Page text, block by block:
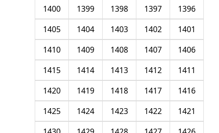
1396
1397
1398
1399
1400
1401
1402
1403
1404
1405
1406
1407
1408
1409
1410
1411
1412
1413
1414
1415
1416
1417
1418
1419
1420
1421
1422
1423
1424
1425